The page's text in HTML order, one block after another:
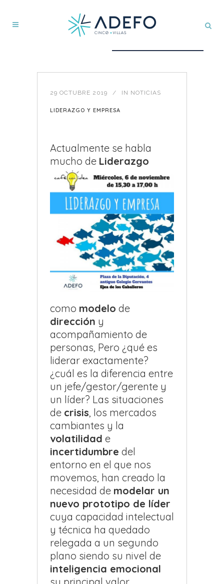
29 OCTUBRE 2019 IN NOTICIAS
LIDERAZGO Y EMPRESA
Actualmente se habla
mucho de Liderazgo
como modelo de
dirección y
acompañamiento de
personas, Pero ¿qué es
liderar exactamente?
¿cuál es la diferencia entre
un jefe/gestor/gerente y
un líder? Las situaciones
de crisis, los mercados
cambiantes y la
volatilidad e
incertidumbre del
entorno en el que nos
movemos, han creado la
necesidad de modelar un
nuevo prototipo de líder
cuya capacidad intelectual
y técnica ha quedado
relegada a un segundo
plano siendo su nivel de
inteligencia emocional